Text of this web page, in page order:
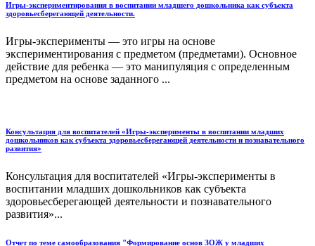
Игры-экспериментирования в воспитании младшего дошкольника как субъекта
здоровьесберегающей деятельности.
Игры-эксперименты — это игры на основе
экспериментирования с пред­метом (предметами). Основное
дей­ствие для ребенка — это манипуляция с определенным
предметом на основе заданного ...
Консультация для воспитателей «Игры-эксперименты в воспитании младших
дошкольников как субъекта здоровьесберегающей деятельности и познавательного
развития»
Консультация для воспитателей «Игры-эксперименты в
воспитании младших дошкольников как субъекта
здоровьесберегающей деятельности и познавательного
развития»...
Отчет по теме самообразования "Формирование основ ЗОЖ у младших